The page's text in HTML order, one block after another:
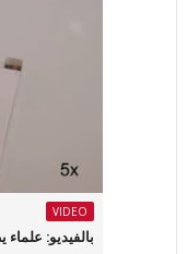
VIDEO
بالفيديو: